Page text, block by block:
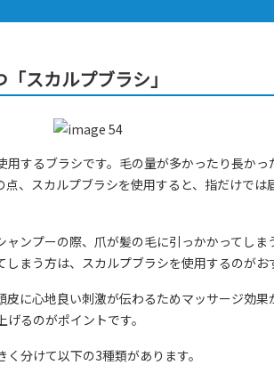
スカルプブラシ」
するブラシです。毛の量が多かったり長かっ
、スカルプブラシを使用すると、指だけでは
ンプーの際、爪が髪の毛に引っかかってし
まう方は、スカルプブラシを使用するのがお
に心地良い刺激が伝わるためマッサージ効
げるのがポイントです。
分けて以下の3種類があります。